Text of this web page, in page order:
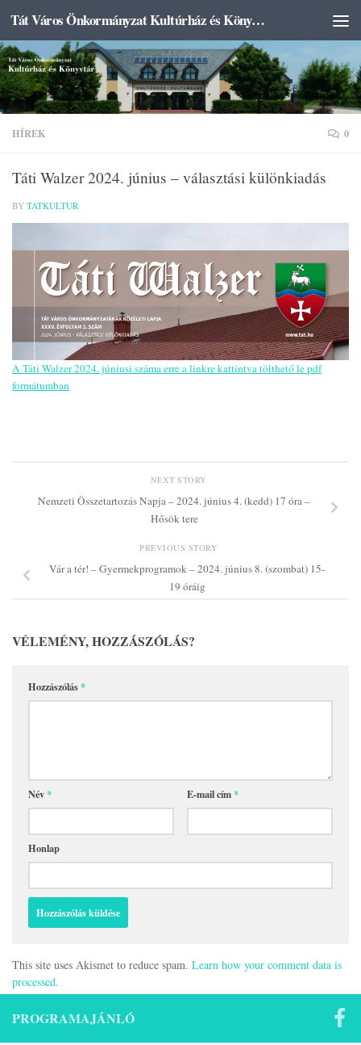
Skip to content Tát Város Önkormányzat Kultúrház és Könyvtár
HÍREK 0
Táti Walzer 2024. június – választási különkiadás
BY TATKULTUR
A Táti Walzer 2024. júniusi száma erre a linkre kattintva tölthető le pdf
formátumban
NEXT STORY
Nemzeti Összetartozás Napja – 2024. június 4. (kedd) 17 óra –
Hősök tere
PREVIOUS STORY
Vár a tér! – Gyermekprogramok – 2024. június 8. (szombat) 15-
19 óráig
VÉLEMÉNY, HOZZÁSZÓLÁS?
Hozzászólás*
Név* E-mail cím*
Honlap
This site uses Akismet to reduce spam. Learn how your comment data is
processed.
PROGRAMAJÁNLÓ